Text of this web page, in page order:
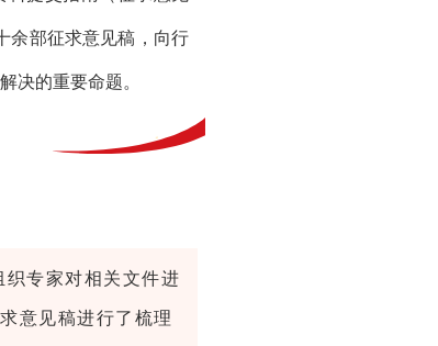
余部征求意见稿，向行
决的重要命题。
专家对相关文件进
意见稿进行了梳理